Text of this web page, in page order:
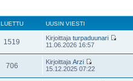
LUETTU UUSIN VIESTI
1519 Kirjoittajaturpaduunari
11.06.2026 16:57
706 KirjoittajaArzi
15.12.2025 07:22